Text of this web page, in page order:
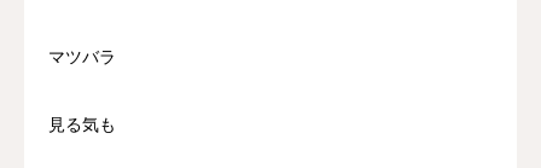
マツバラ
見る気も